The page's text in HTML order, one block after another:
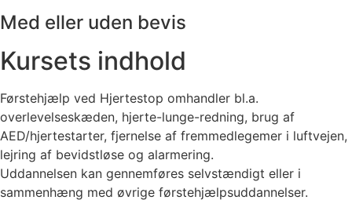
Med eller uden bevis
Kursets indhold
Førstehjælp ved Hjertestop omhandler bl.a.
overlevelseskæden, hjerte-lunge-redning, brug af
AED/hjertestarter, fjernelse af fremmedlegemer i luftvejen,
lejring af bevidstløse og alarmering.
Uddannelsen kan gennemføres selvstændigt eller i
sammenhæng med øvrige førstehjælpsuddannelser.